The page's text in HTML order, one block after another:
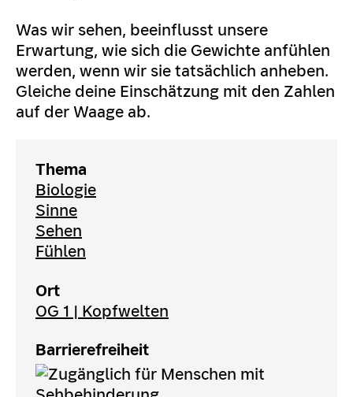
Was wir sehen, beeinflusst unsere
Erwartung, wie sich die Gewichte anfühlen
werden, wenn wir sie tatsächlich anheben.
Gleiche deine Einschätzung mit den Zahlen
auf der Waage ab.
Thema
Biologie
Sinne
Sehen
Fühlen
Ort
OG 1 | Kopfwelten
Barrierefreiheit